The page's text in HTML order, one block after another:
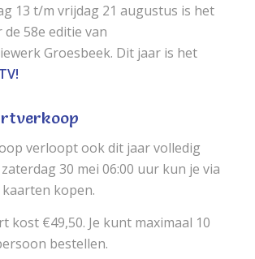
13 t/m vrijdag 21 augustus is het
58e editie van
Groesbeek. Dit jaar is het
verloopt ook dit jaar volledig
30 mei 06:00 uur kun je via
kopen.
kost €49,50. Je kunt maximaal 10
bestellen.